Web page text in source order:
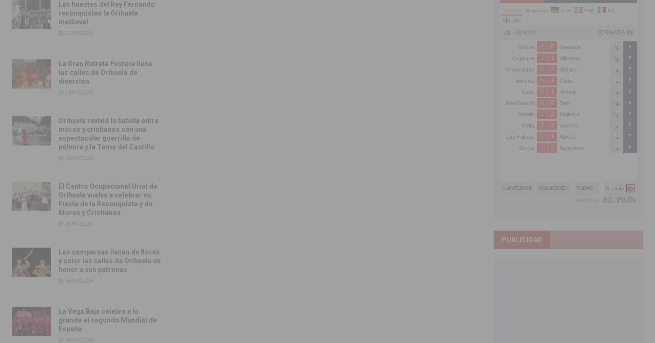
Las huestes del Rey Fernando
reconquistan la Orihuela
medieval
25/07/2026
La Gran Retreta Festera llena
las calles de Orihuela de
diversión
24/07/2026
Orihuela revivió la batalla entre
moros y cristianos con una
espectacular guerrilla de
pólvora y la Toma del Castillo
22/07/2026
El Centro Ocupacional Oriol de
Orihuela vuelve a celebrar su
Fiesta de la Reconquista y de
Moros y Cristianos
20/07/2026
Las comparsas llenan de flores
y color las calles de Orihuela en
honor a sus patronas
20/07/2026
La Vega Baja celebra a lo
grande el segundo Mundial de
España
20/07/2026
PUBLICIDAD